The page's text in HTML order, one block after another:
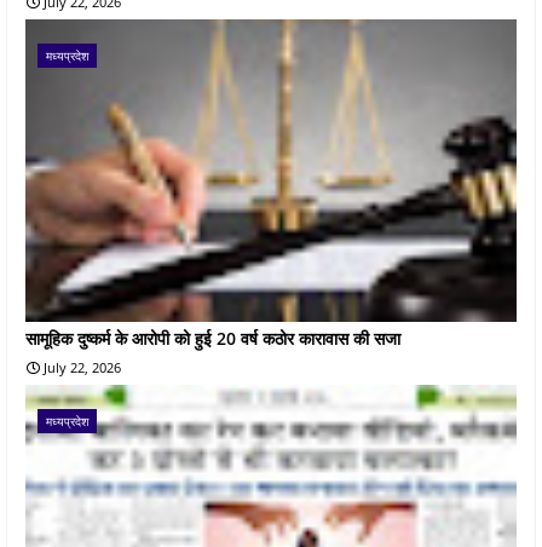
मध्यप्रदेश
सामूहिक दुष्कर्म के आरोपी को हुई 20 वर्ष कठोर कारावास की सजा
July 22, 2026
मध्यप्रदेश